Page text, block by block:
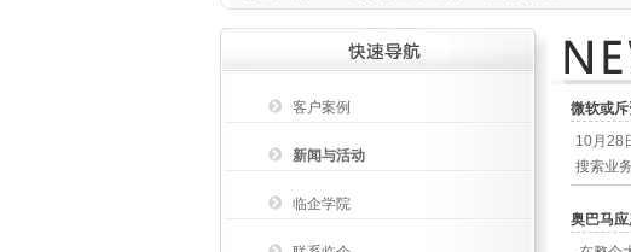
微软或
10月28
搜索业
奥巴马
客户案例
新闻与活动
临企学院